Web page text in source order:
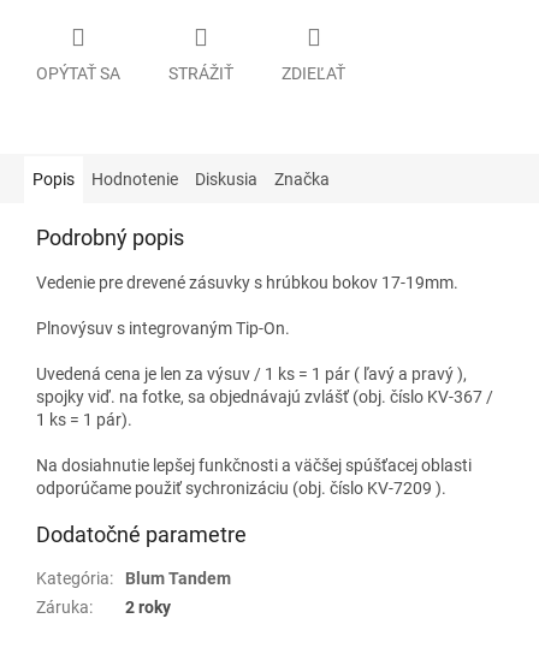
OPÝTAŤ SA STRÁŽIŤ ZDIEĽAŤ
Popis Hodnotenie Diskusia Značka
Podrobný popis
Vedenie pre drevené zásuvky s hrúbkou bokov 17-19mm.
Plnovýsuv s integrovaným Tip-On.
Uvedená cena je len za výsuv / 1 ks = 1 pár ( ľavý a pravý ),
spojky viď. na fotke, sa objednávajú zvlášť (obj. číslo KV-367 /
1 ks = 1 pár).
Na dosiahnutie lepšej funkčnosti a väčšej spúšťacej oblasti
odporúčame použiť sychronizáciu (obj. číslo KV-7209 ).
Dodatočné parametre
Kategória:
Blum Tandem
Záruka: 2 roky